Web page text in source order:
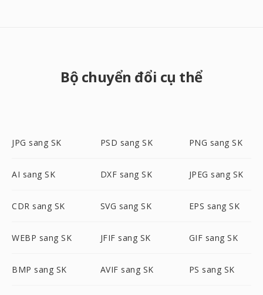
Bộ chuyển đổi cụ thể
JPG sang SK PSD sang SK PNG sang SK
AI sang SK DXF sang SK JPEG sang SK
CDR sang SK SVG sang SK EPS sang SK
WEBP sang SK JFIF sang SK GIF sang SK
BMP sang SK AVIF sang SK PS sang SK